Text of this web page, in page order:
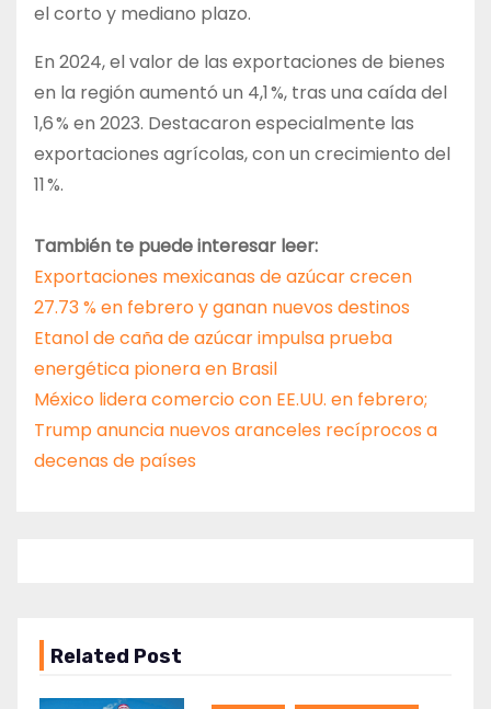
el corto y mediano plazo.
En 2024, el valor de las exportaciones de bienes
en la región aumentó un 4,1 %, tras una caída del
1,6 % en 2023. Destacaron especialmente las
exportaciones agrícolas, con un crecimiento del
11 %.
También te puede interesar leer:
Exportaciones mexicanas de azúcar crecen
27.73 % en febrero y ganan nuevos destinos
Etanol de caña de azúcar impulsa prueba
energética pionera en Brasil
México lidera comercio con EE.UU. en febrero;
Trump anuncia nuevos aranceles recíprocos a
decenas de países
Related Post